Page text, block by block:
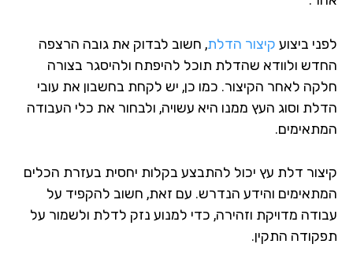
ביצועקיצור הדלת, חשוב לבדוק את גובה הרצפה
ולוודא שהדלת תוכל להיפתח ולהיסגר בצורה
לאחר הקיצור. כמו כן, יש לקחת בחשבון את עובי
וסוג העץ ממנו היא עשויה, ולבחור את כלי העבודה
דלת עץ יכול להתבצע בקלות יחסית בעזרת הכלים
והידע הנדרש. עם זאת, חשוב להקפיד על
מדויקת וזהירה, כדי למנוע נזק לדלת ולשמור על
התקין.